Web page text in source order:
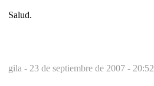
Salud.
gila - 23 de septiembre de 2007 - 20:52